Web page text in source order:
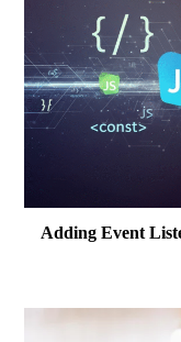
Adding Event